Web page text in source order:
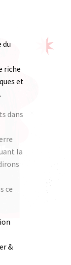
du
riche
et
dans
la
ce
&